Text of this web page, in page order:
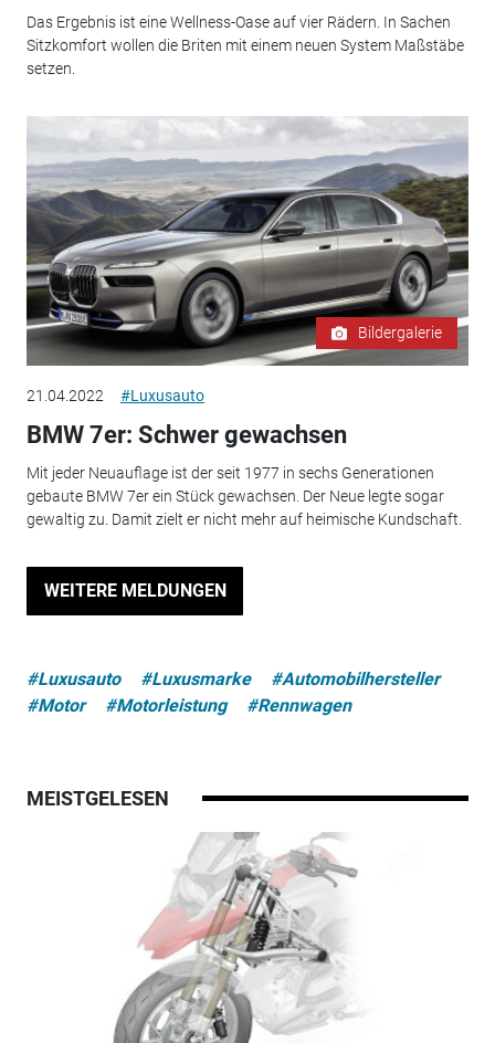
Das Ergebnis ist eine Wellness-Oase auf vier Rädern. In Sachen
Sitzkomfort wollen die Briten mit einem neuen System Maßstäbe
setzen.
Bildergalerie
21.04.2022 #Luxusauto
BMW 7er: Schwer gewachsen
Mit jeder Neuauflage ist der seit 1977 in sechs Generationen
gebaute BMW 7er ein Stück gewachsen. Der Neue legte sogar
gewaltig zu. Damit zielt er nicht mehr auf heimische Kundschaft.
WEITERE MELDUNGEN
#Luxusauto #Luxusmarke
#Automobilhersteller
#Motor
#Motorleistung #Rennwagen
MEISTGELESEN